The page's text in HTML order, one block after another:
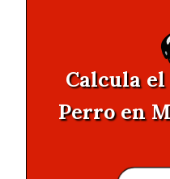
Calcula
Perro en